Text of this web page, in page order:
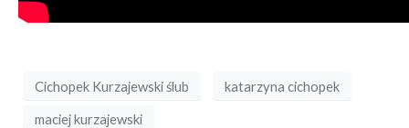
Cichopek Kurzajewski ślub katarzyna cichopek
maciej kurzajewski